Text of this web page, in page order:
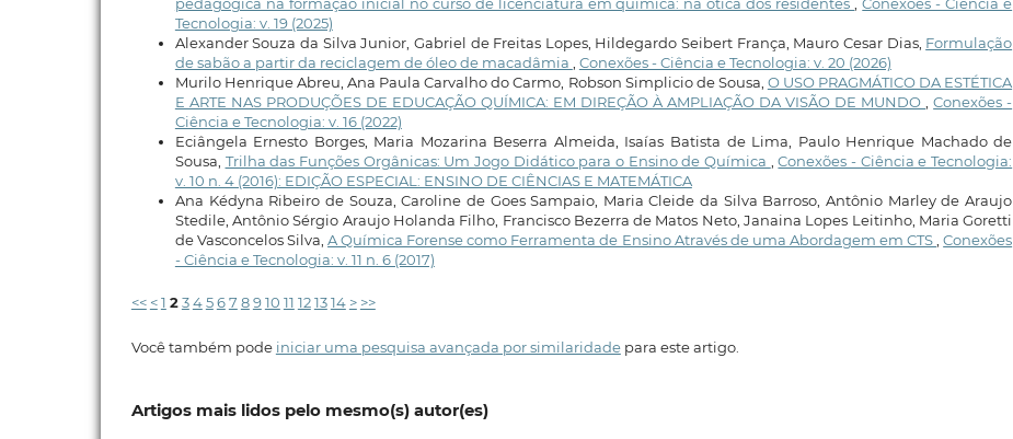
Tecnologia: v. 19 (2025)
Alexander Souza da Silva Junior, Gabriel de Freitas Lopes, Hildegardo Seibert França, Mauro Cesar Dias, Formulação
de sabão a partir da reciclagem de óleo de macadâmia
Conexões - Ciência e Tecnologia: v. 20 (2026)
Murilo Henrique Abreu, Ana Paula Carvalho do Carmo, Robson Simplicio de Sousa, O USO PRAGMÁTICO DA ESTÉTICA
E ARTE NAS PRODUÇÕES DE EDUCAÇÃO QUÍMICA: EM DIREÇÃO À AMPLIAÇÃO DA VISÃO DE MUNDO
,Conexões -
Ciência e Tecnologia: v. 16 (2022)
Eciângela Ernesto Borges, Maria Mozarina Beserra Almeida, Isaías Batista de Lima, Paulo Henrique Machado de
Sousa, Trilha das Funções Orgânicas: Um Jogo Didático para o Ensino de Química ,Conexões - Ciência e Tecnologia:
v. 10 n. 4 (2016): EDIÇÃO ESPECIAL: ENSINO DE CIÊNCIAS E MATEMÁTICA
Ana Kédyna Ribeiro de Souza, Caroline de Goes Sampaio, Maria Cleide da Silva Barroso, Antônio Marley de Araujo
Stedile, Antônio Sérgio Araujo Holanda Filho, Francisco Bezerra de Matos Neto, Janaina Lopes Leitinho, Maria Goretti
de Vasconcelos Silva,A Química Forense como Ferramenta de Ensino Através de uma Abordagem em CTS ,Conexões
- Ciência e Tecnologia: v. 11 n. 6 (2017)
<< <1 234567 8910 11 121314 > >>
Você também pode iniciar uma pesquisa avançada por similaridadepara este artigo.
Artigos mais lidos pelo mesmo(s) autor(es)